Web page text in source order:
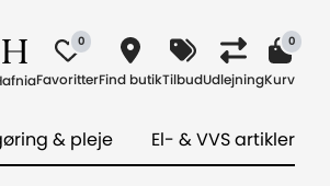
0
FavoritterFind butikTilbudUdlejning
0
Kurv
& pleje El- & VVS artikler